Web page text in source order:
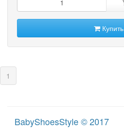
Купить
1
BabyShoesStyle © 2017